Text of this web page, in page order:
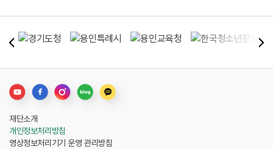
재단소개
개인정보처리방침
영상정보처리기기 운영 관리방침